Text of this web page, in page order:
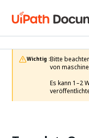
Wichtig :Bitte
von
Es kann 1–2